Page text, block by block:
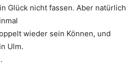
Glück nicht fassen. Aber natürlich
wieder sein Können, und
Ulm.